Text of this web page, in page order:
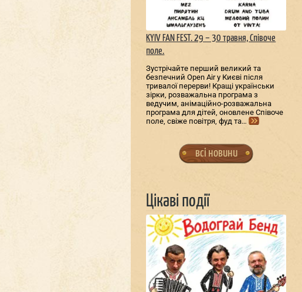
KYIV FAN FEST. 29 – 30 травня, Співоче
поле.
Зустрічайте перший великий та
безпечний Open Air у Києві після
тривалої перерви! Кращі українськи
зірки, розважальна програма з
ведучим, анімаційно-розважальна
програма для дітей, оновлене Співоче
поле, свіже повітря, фуд та…
всі новини
Цікаві події